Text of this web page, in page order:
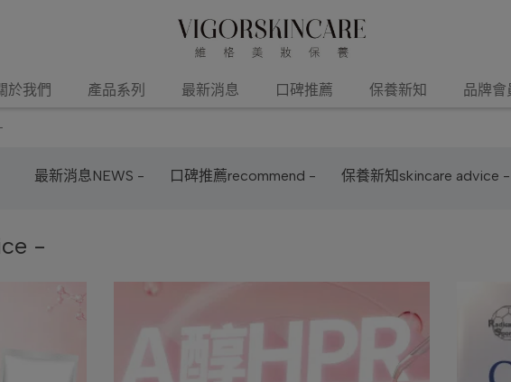
於我們 產品系列 最新消息 口碑推薦 保養新知 品牌會
最新消息NEWS - 口碑推薦recommend - 保養新知skincare advice -
-